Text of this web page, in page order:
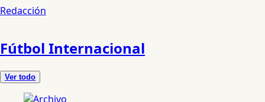
Redacción
Fútbol Internacional
Ver todo